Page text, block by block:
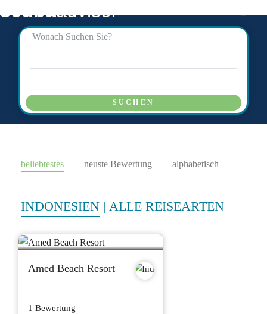
scubaadvisor
SUCHEN
beliebtestes neuste Bewertung alphabetisch
INDONESIEN | ALLE REISEARTEN
Amed Beach Resort
1 Bewertung